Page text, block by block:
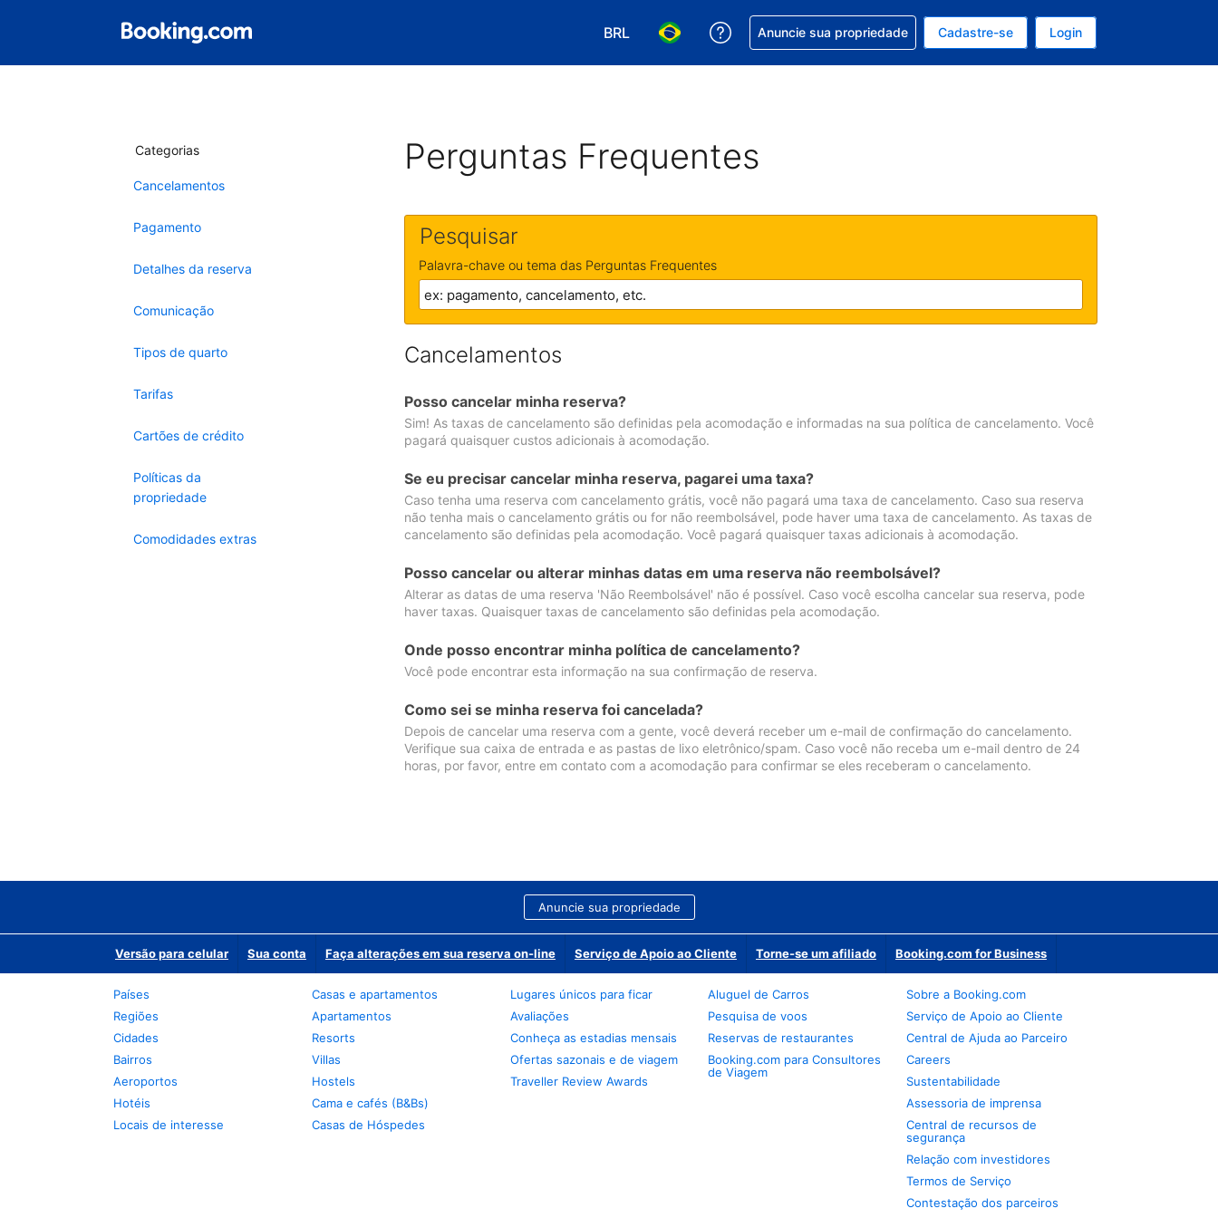
BRL
Escolha sua moeda. Atualmente, sua moeda é: Real
Escolha seu idioma. Atualmente, seu idioma é: Português (Brasil)
Receber ajuda com sua reserva
Anuncie sua propriedade Cadastre-se Login
Categorias
Cancelamentos
Pagamento
Detalhes da reserva
Comunicação
Tipos de quarto
Tarifas
Cartões de crédito
Políticas da
propriedade
Comodidades extras
Perguntas Frequentes
Pesquisar
Palavra-chave ou tema das Perguntas Frequentes
Cancelamentos
Posso cancelar minha reserva?
Sim! As taxas de cancelamento são definidas pela acomodação e informadas na sua política de cancelamento. Você
pagará quaisquer custos adicionais à acomodação.
Se eu precisar cancelar minha reserva, pagarei uma taxa?
Caso tenha uma reserva com cancelamento grátis, você não pagará uma taxa de cancelamento. Caso sua reserva
não tenha mais o cancelamento grátis ou for não reembolsável, pode haver uma taxa de cancelamento. As taxas de
cancelamento são definidas pela acomodação. Você pagará quaisquer taxas adicionais à acomodação.
Posso cancelar ou alterar minhas datas em uma reserva não reembolsável?
Alterar as datas de uma reserva 'Não Reembolsável' não é possível. Caso você escolha cancelar sua reserva, pode
haver taxas. Quaisquer taxas de cancelamento são definidas pela acomodação.
Onde posso encontrar minha política de cancelamento?
Você pode encontrar esta informação na sua confirmação de reserva.
Como sei se minha reserva foi cancelada?
Depois de cancelar uma reserva com a gente, você deverá receber um e-mail de confirmação do cancelamento.
Verifique sua caixa de entrada e as pastas de lixo eletrônico/spam. Caso você não receba um e-mail dentro de 24
horas, por favor, entre em contato com a acomodação para confirmar se eles receberam o cancelamento.
Anuncie sua propriedade
Versão para celular Sua conta Faça alterações em sua reserva on-line Serviço de Apoio ao Cliente Torne-se um afiliado Booking.com for Business
Países
Regiões
Cidades
Bairros
Aeroportos
Hotéis
Locais de interesse
Casas e apartamentos
Apartamentos
Resorts
Villas
Hostels
Cama e cafés (B&Bs)
Casas de Hóspedes
Lugares únicos para ficar
Avaliações
Conheça as estadias mensais
Ofertas sazonais e de viagem
Traveller Review Awards
Aluguel de Carros
Pesquisa de voos
Reservas de restaurantes
Booking.com para Consultores
de Viagem
Sobre a Booking.com
Serviço de Apoio ao Cliente
Central de Ajuda ao Parceiro
Careers
Sustentabilidade
Assessoria de imprensa
Central de recursos de
segurança
Relação com investidores
Termos de Serviço
Contestação dos parceiros